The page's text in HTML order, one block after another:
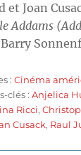
Joan
Addams
:Cinéma
clés :Anjelica
Ricci,
Cusack, Raul